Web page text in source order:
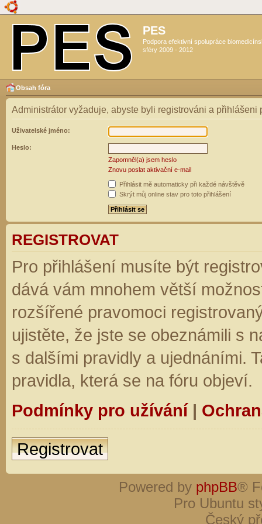
PES
Podpora efektivní spolupráce
sféry 2009 - 2012
Obsah fóra
Administrátor vyžaduje, abyste byli registrováni a přihlášeni
Uživatelské jméno:
Heslo:
Zapomněl(a) jsem heslo
Znovu poslat aktivační e-mail
Přihlásit mě automaticky při každé návštěvě
Skrýt můj online stav pro toto přihlášení
REGISTROVAT
Pro přihlášení musíte být
dává vám mnohem větší
rozšířené pravomoci
ujistěte, že jste se obeznámili s
s dalšími pravidly a ujednáními.
pravidla, která se na fóru objeví.
Podmínky pro užívání|
Registrovat
Powered by phpBB®
Pro Ubuntu
Český